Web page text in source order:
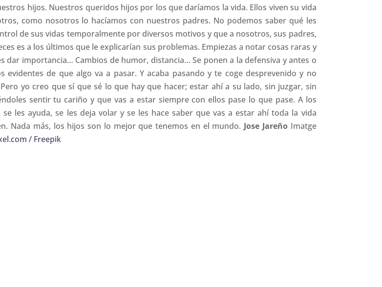
hijos. Nuestros queridos hijos por los que daríamos la vida. Ellos viven su vida
como nosotros lo hacíamos con nuestros padres. No podemos saber qué les
de sus vidas temporalmente por diversos motivos y que a nosotros, sus padres,
es a los últimos que le explicarían sus problemas. Empiezas a notar cosas raras y
dar importancia… Cambios de humor, distancia… Se ponen a la defensiva y antes o
evidentes de que algo va a pasar. Y acaba pasando y te coge desprevenido y no
yo creo que sí que sé lo que hay que hacer; estar ahí a su lado, sin juzgar, sin
sentir tu cariño y que vas a estar siempre con ellos pase lo que pase. A los
se les ayuda, se les deja volar y se les hace saber que vas a estar ahí toda la vida
Nada más, los hijos son lo mejor que tenemos en el mundo. Jose Jareño Imatge
/ Freepik